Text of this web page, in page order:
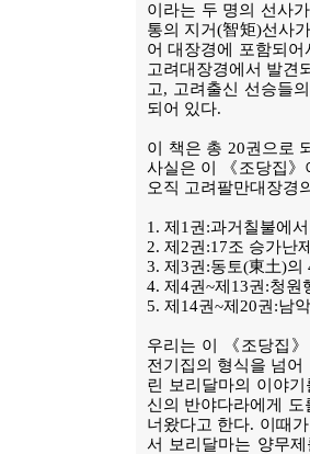
이라는 두 명의 선사
통의 지거(智矩)선사
어 대장경에 포함되
고려대장경에서 발견
고, 고려출신 선승들
되어 있다.
이 책은 총 20권으로
사실은 이 《조당집
오직 고려팔만대장경
1. 제1권:과거칠불에
2. 제2권:17조 승가난
3. 제3권:동토(東土)의
4. 제4권~제13권:청
5. 제14권~제20권:남
우리는 이 《조당집
전기집의 형식을 넘
린 보리달마의 이야
신의 반야다라에게
너왔다고 한다. 이때
서 보리달마는 양무